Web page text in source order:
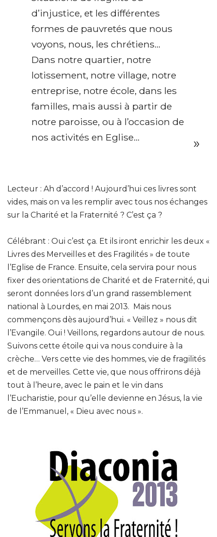
d’injustice, et les différentes
formes de pauvretés que nous
voyons, nous, les chrétiens…
Dans notre quartier, notre
lotissement, notre village, notre
entreprise, notre école, dans les
familles, mais aussi à partir de
notre paroisse, ou à l’occasion de
nos activités en Eglise…
Lecteur : Ah d’accord ! Aujourd’hui ces livres sont
vides, mais on va les remplir avec tous nos échanges
sur la Charité et la Fraternité ? C’est ça ?
Célébrant : Oui c’est ça. Et ils iront enrichir les deux «
Livres des Merveilles et des Fragilités » de toute
l’Eglise de France. Ensuite, cela servira pour nous
fixer des orientations de Charité et de Fraternité, qui
seront données lors d’un grand rassemblement
national à Lourdes, en mai 2013. Mais nous
commençons dès aujourd’hui. « Veillez » nous dit
l’Evangile. Oui ! Veillons, regardons autour de nous.
Suivons cette étoile qui va nous conduire à la
crèche… Vers cette vie des hommes, vie de fragilités
et de merveilles. Cette vie, que nous offrirons déjà
tout à l’heure, avec le pain et le vin dans
l’Eucharistie, pour qu’elle devienne en Jésus, la vie
de l’Emmanuel, « Dieu avec nous ».